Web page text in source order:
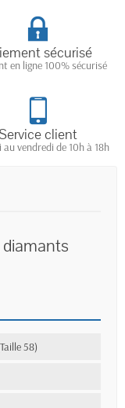
sécurisé
en ligne 100% sécurisé
client
au vendredi de 10h à 18h
58)